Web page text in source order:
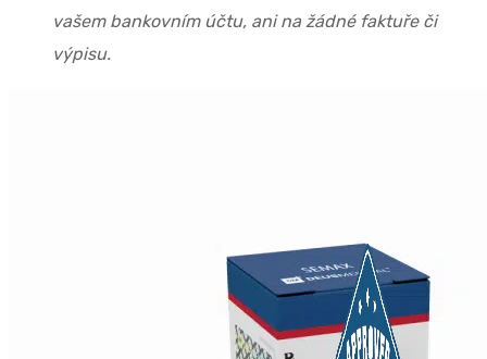
vašem bankovním účtu, ani na žádné faktuře či
výpisu.